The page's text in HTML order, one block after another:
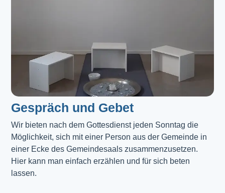
Gespräch und Gebet
Wir bieten nach dem Gottesdienst jeden Sonntag die
Möglichkeit, sich mit einer Person aus der Gemeinde in
einer Ecke des Gemeindesaals zusammenzusetzen.
Hier kann man einfach erzählen und für sich beten
lassen.